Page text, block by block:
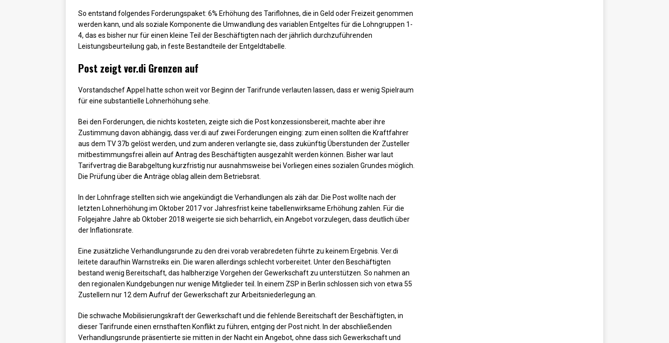
So entstand folgendes Forderungspaket: 6% Erhöhung des Tariflohnes, die in Geld oder Freizeit genommen
werden kann, und als soziale Komponente die Umwandlung des variablen Entgeltes für die Lohngruppen 1-
4, das es bisher nur für einen kleine Teil der Beschäftigten nach der jährlich durchzuführenden
Leistungsbeurteilung gab, in feste Bestandteile der Entgeldtabelle.
Post zeigt ver.di Grenzen auf
Vorstandschef Appel hatte schon weit vor Beginn der Tarifrunde verlauten lassen, dass er wenig Spielraum
für eine substantielle Lohnerhöhung sehe.
Bei den Forderungen, die nichts kosteten, zeigte sich die Post konzessionsbereit, machte aber ihre
Zustimmung davon abhängig, dass ver.di auf zwei Forderungen einging: zum einen sollten die Kraftfahrer
aus dem TV 37b gelöst werden, und zum anderen verlangte sie, dass zukünftig Überstunden der Zusteller
mitbestimmungsfrei allein auf Antrag des Beschäftigten ausgezahlt werden können. Bisher war laut
Tarifvertrag die Barabgeltung kurzfristig nur ausnahmsweise bei Vorliegen eines sozialen Grundes möglich.
Die Prüfung über die Anträge oblag allein dem Betriebsrat.
In der Lohnfrage stellten sich wie angekündigt die Verhandlungen als zäh dar. Die Post wollte nach der
letzten Lohnerhöhung im Oktober 2017 vor Jahresfrist keine tabellenwirksame Erhöhung zahlen. Für die
Folgejahre Jahre ab Oktober 2018 weigerte sie sich beharrlich, ein Angebot vorzulegen, dass deutlich über
der Inflationsrate.
Eine zusätzliche Verhandlungsrunde zu den drei vorab verabredeten führte zu keinem Ergebnis. Ver.di
leitete daraufhin Warnstreiks ein. Die waren allerdings schlecht vorbereitet. Unter den Beschäftigten
bestand wenig Bereitschaft, das halbherzige Vorgehen der Gewerkschaft zu unterstützen. So nahmen an
den regionalen Kundgebungen nur wenige Mitglieder teil. In einem ZSP in Berlin schlossen sich von etwa 55
Zustellern nur 12 dem Aufruf der Gewerkschaft zur Arbeitsniederlegung an.
Die schwache Mobilisierungskraft der Gewerkschaft und die fehlende Bereitschaft der Beschäftigten, in
dieser Tarifrunde einen ernsthaften Konflikt zu führen, entging der Post nicht. In der abschließenden
Verhandlungsrunde präsentierte sie mitten in der Nacht ein Angebot, ohne dass sich Gewerkschaft und